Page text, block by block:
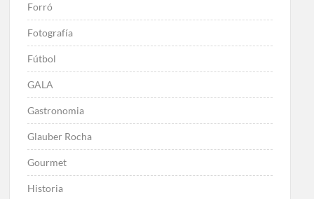
Forró
Fotografía
Fútbol
GALA
Gastronomia
Glauber Rocha
Gourmet
Historia